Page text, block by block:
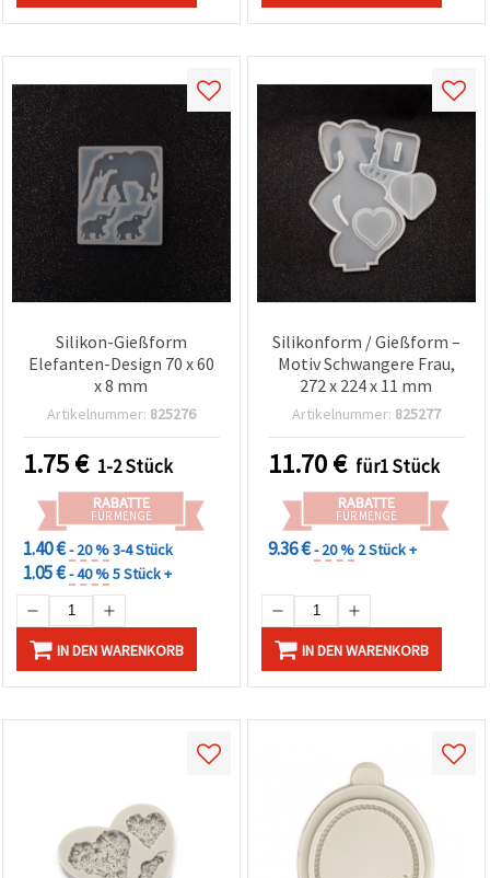
können Sie
jederzeit
oder
Impressum
Datenschutzerklärung
Cookie-
Richtlinie
Alle
akzeptieren
Cookie-
Einstellungen
Silikon-Gießform
Elefanten-Design 70 x 60
x 8 mm
Artikelnummer: 825276
1.75€ 1-2 Stück
RABATTE
FÜR MENGE
1.40 €- 20 %3-4 Stück
1.05 €- 40 %5 Stück +
IN DEN WARENKORB
Silikonform / Gießform –
Motiv Schwangere Frau,
272 x 224 x 11 mm
Artikelnummer: 825277
11.70€ für1 Stück
RABATTE
FÜR MENGE
9.36 €- 20 % 2 Stück +
IN DEN WARENKORB